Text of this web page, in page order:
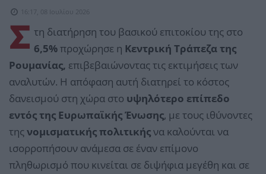
16:17, 08 Ιουλίου 2026
Σ τη διατήρηση του βασικού επιτοκίου της στο
6,5%προχώρησε η Κεντρική Τράπεζα της
Ρουμανίας, επιβεβαιώνοντας τις εκτιμήσεις των
αναλυτών. Η απόφαση αυτή διατηρεί το κόστος
δανεισμού στη χώρα στο υψηλότερο επίπεδο
εντός της Ευρωπαϊκής Ένωσης, με τους ιθύνοντες
της νομισματικής πολιτικήςνα καλούνται να
ισορροπήσουν ανάμεσα σε έναν επίμονο
πληθωρισμό που κινείται σε διψήφια μεγέθη και σε